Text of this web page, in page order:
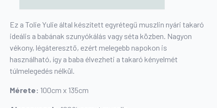
Ez a Tolie Yulie által készített egyrétegű muszlin nyári takaró
ideális a babának szunyókálás vagy séta közben. Nagyon
vékony, légáteresztő, ezért melegebb napokon is
használható, így a baba élvezheti a takaró kényelmét
túlmelegedés nélkül.
Mérete: 100cm x 135cm